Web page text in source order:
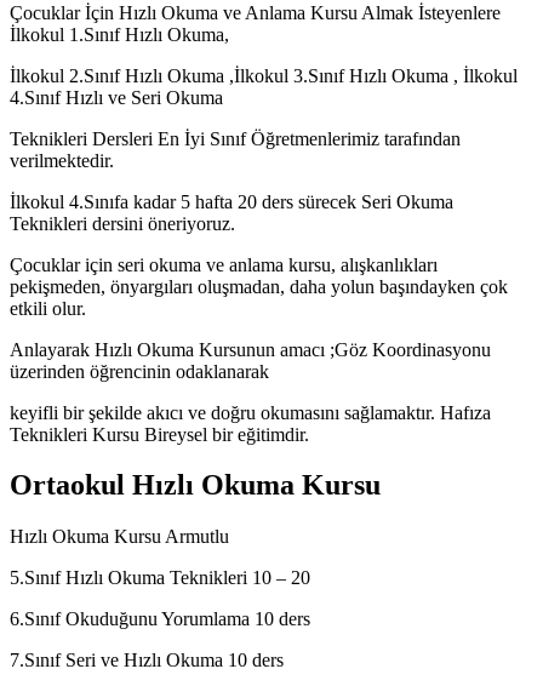
Çocuklar İçin Hızlı Okuma ve Anlama Kursu Almak İsteyenlere
İlkokul 1.Sınıf Hızlı Okuma,
İlkokul 2.Sınıf Hızlı Okuma ,İlkokul 3.Sınıf Hızlı Okuma , İlkokul
4.Sınıf Hızlı ve Seri Okuma
Teknikleri Dersleri En İyi Sınıf Öğretmenlerimiz tarafından
verilmektedir.
İlkokul 4.Sınıfa kadar 5 hafta 20 ders sürecek Seri Okuma
Teknikleri dersini öneriyoruz.
Çocuklar için seri okuma ve anlama kursu, alışkanlıkları
pekişmeden, önyargıları oluşmadan, daha yolun başındayken çok
etkili olur.
Anlayarak Hızlı Okuma Kursunun amacı ;Göz Koordinasyonu
üzerinden öğrencinin odaklanarak
keyifli bir şekilde akıcı ve doğru okumasını sağlamaktır. Hafıza
Teknikleri Kursu Bireysel bir eğitimdir.
Ortaokul Hızlı Okuma Kursu
Hızlı Okuma Kursu Armutlu
5.Sınıf Hızlı Okuma Teknikleri 10 – 20
6.Sınıf Okuduğunu Yorumlama 10 ders
7.Sınıf Seri ve Hızlı Okuma 10 ders